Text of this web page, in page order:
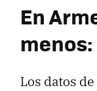
En
Los datos